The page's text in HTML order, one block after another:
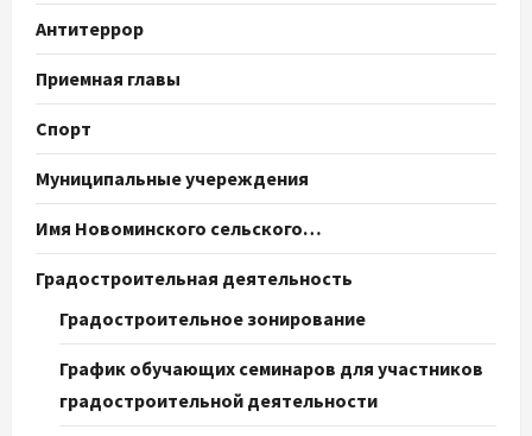
Антитеррор
Приемная главы
Спорт
Муниципальные учереждения
Имя Новоминского сельского…
Градостроительная деятельность
Градостроительное зонирование
График обучающих семинаров для участников
градостроительной деятельности